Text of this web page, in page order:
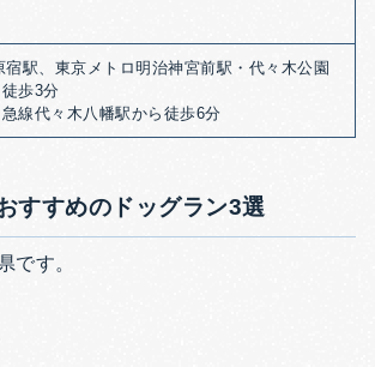
宿駅、東京メトロ明治神宮前駅・代々木公園
歩3分
急線代々木八幡駅から徒歩6分
すすめのドッグラン3選
です。